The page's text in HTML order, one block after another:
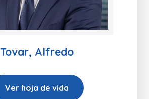
Tovar, Alfredo
Ver hoja de vida